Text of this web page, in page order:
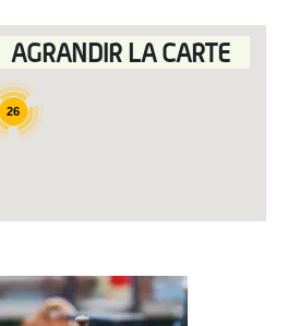
26
AGRANDIR LA CARTE